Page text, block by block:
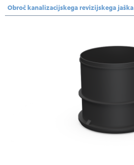
Obroč kanalizacijskega revizijskega jaška